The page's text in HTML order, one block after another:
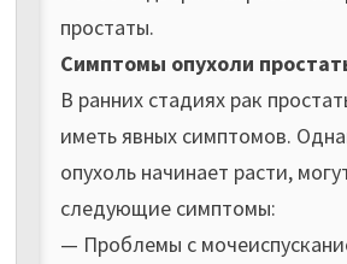
простаты.
Симптомы опухоли
В ранних стадиях рак
иметь явных симптомов.
опухоль начинает расти,
следующие симптомы:
— Проблемы с